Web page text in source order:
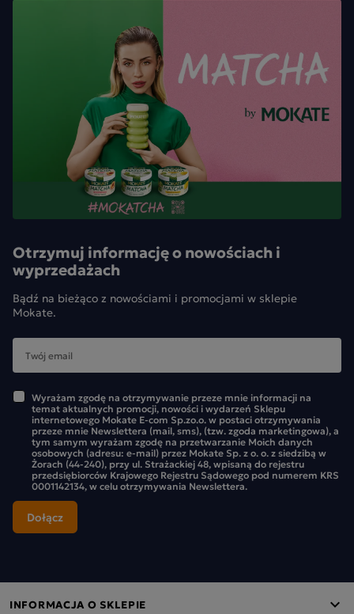
Otrzymuj informację o nowościach i
wyprzedażach
Bądź na bieżąco z nowościami i promocjami w sklepie
Mokate.
Wyrażam zgodę na otrzymywanie przeze mnie informacji na
temat aktualnych promocji, nowości i wydarzeń Sklepu
internetowego Mokate E-com Sp.zo.o. w postaci otrzymywania
przeze mnie Newslettera (mail, sms), (tzw. zgoda marketingowa), a
tym samym wyrażam zgodę na przetwarzanie Moich danych
osobowych (adresu: e-mail) przez Mokate Sp. z o. o. z siedzibą w
Żorach (44-240), przy ul. Strażackiej 48, wpisaną do rejestru
przedsiębiorców Krajowego Rejestru Sądowego pod numerem KRS
0001142134, w celu otrzymywania Newslettera.
INFORMACJA O SKLEPIE